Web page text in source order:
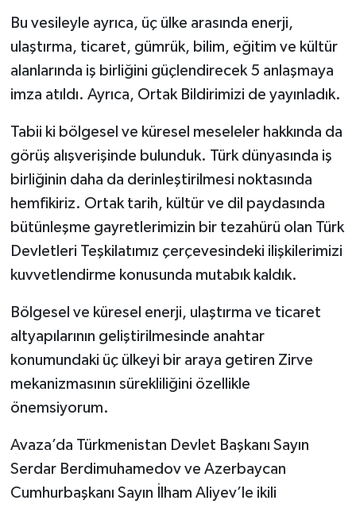
Bu vesileyle ayrıca, üç ülke arasında enerji,
ulaştırma, ticaret, gümrük, bilim, eğitim ve kültür
alanlarında iş birliğini güçlendirecek 5 anlaşmaya
imza atıldı. Ayrıca, Ortak Bildirimizi de yayınladık.
Tabii ki bölgesel ve küresel meseleler hakkında da
görüş alışverişinde bulunduk. Türk dünyasında iş
birliğinin daha da derinleştirilmesi noktasında
hemfikiriz. Ortak tarih, kültür ve dil paydasında
bütünleşme gayretlerimizin bir tezahürü olan Türk
Devletleri Teşkilatımız çerçevesindeki ilişkilerimizi
kuvvetlendirme konusunda mutabık kaldık.
Bölgesel ve küresel enerji, ulaştırma ve ticaret
altyapılarının geliştirilmesinde anahtar
konumundaki üç ülkeyi bir araya getiren Zirve
mekanizmasının sürekliliğini özellikle
önemsiyorum.
Avaza’da Türkmenistan Devlet Başkanı Sayın
Serdar Berdimuhamedov ve Azerbaycan
Cumhurbaşkanı Sayın İlham Aliyev’le ikili